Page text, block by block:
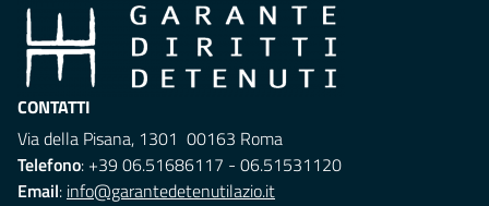
CONTATTI
Via della Pisana, 1301 00163 Roma
Telefono: +39 06.51686117 - 06.51531120
Email: info@garantedetenutilazio.it